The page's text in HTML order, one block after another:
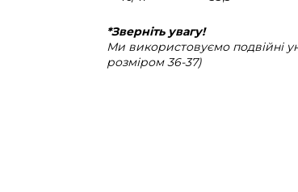
*Зверніть увагу!
Ми використовуємо подвійні
розміром 36-37)